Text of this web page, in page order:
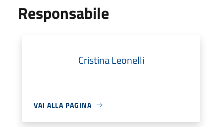
Responsabile
Cristina Leonelli
VAI ALLA PAGINA